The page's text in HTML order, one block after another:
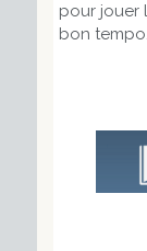
pour jouer
bon tempo.